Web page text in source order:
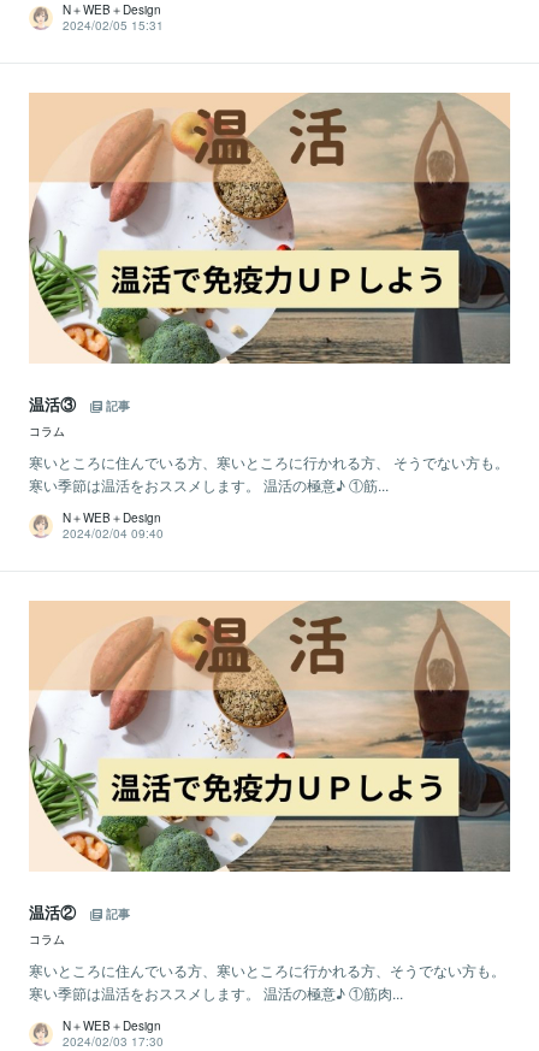
N＋WEB＋Design
2024/02/05 15:31
温活③
記事
コラム
寒いところに住んでいる方、寒いところに行かれる方、 そうでない方も。
寒い季節は温活をおススメします。 温活の極意♪ ①筋...
N＋WEB＋Design
2024/02/04 09:40
温活②
記事
コラム
寒いところに住んでいる方、寒いところに行かれる方、そうでない方も。
寒い季節は温活をおススメします。 温活の極意♪ ①筋肉...
N＋WEB＋Design
2024/02/03 17:30